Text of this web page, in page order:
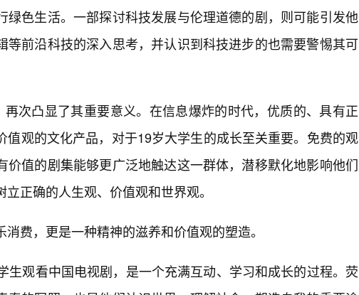
绿色生活。一部探讨科技发展与伦理道德的剧，则可能引发他
等前沿科技的深入思考，并认识到科技进步的也需要警惕其可
再次凸显了其重要意义。在信息爆炸的时代，优质的、具有正
值观的文化产品，对于19岁大学生的成长至关重要。免费的观
价值的剧集能够更广泛地触达这一群体，潜移默化地影响他们
正确的人生观、价值观和世界观。
费，更是一种精神的滋养和价值观的塑造。
生观看中国电视剧，是一个充满互动、学习和成长的过程。荧